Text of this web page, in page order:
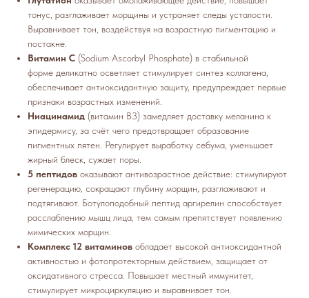
тонус, разглаживает морщины и устраняет следы усталости.
Выравнивает тон, воздействуя на возрастную пигментацию и
постакне.
Витамин С (Sodium Ascorbyl Phosphate) в стабильной
форме деликатно осветляет стимулирует синтез коллагена,
обеспечивает антиоксидантную защиту, предупреждает первые
признаки возрастных изменений.
Ниацинамид (витамин B3) замедляет доставку меланина к
эпидермису, за счёт чего предотвращает образование
пигментных пятен. Регулирует выработку себума, уменьшает
жирный блеск, сужает поры.
5 пептидов оказывают антивозрастное действие: стимулируют
регенерацию, сокращают глубину морщин, разглаживают и
подтягивают. Ботулоподобный пептид аргирелин способствует
расслаблению мышц лица, тем самым препятствует появлению
мимических морщин.
Комплекс 12 витаминов обладает высокой антиоксидантной
активностью и фотопротекторным действием, защищает от
оксидативного стресса. Повышает местный иммунитет,
стимулирует микроциркуляцию и выравнивает тон.